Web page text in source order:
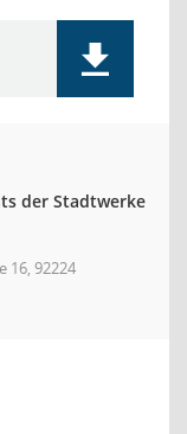
der Stadtwerke
16, 92224